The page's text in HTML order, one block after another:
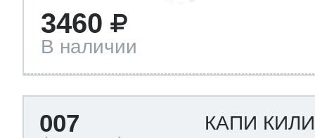
3460
В наличии
007 КАПИ